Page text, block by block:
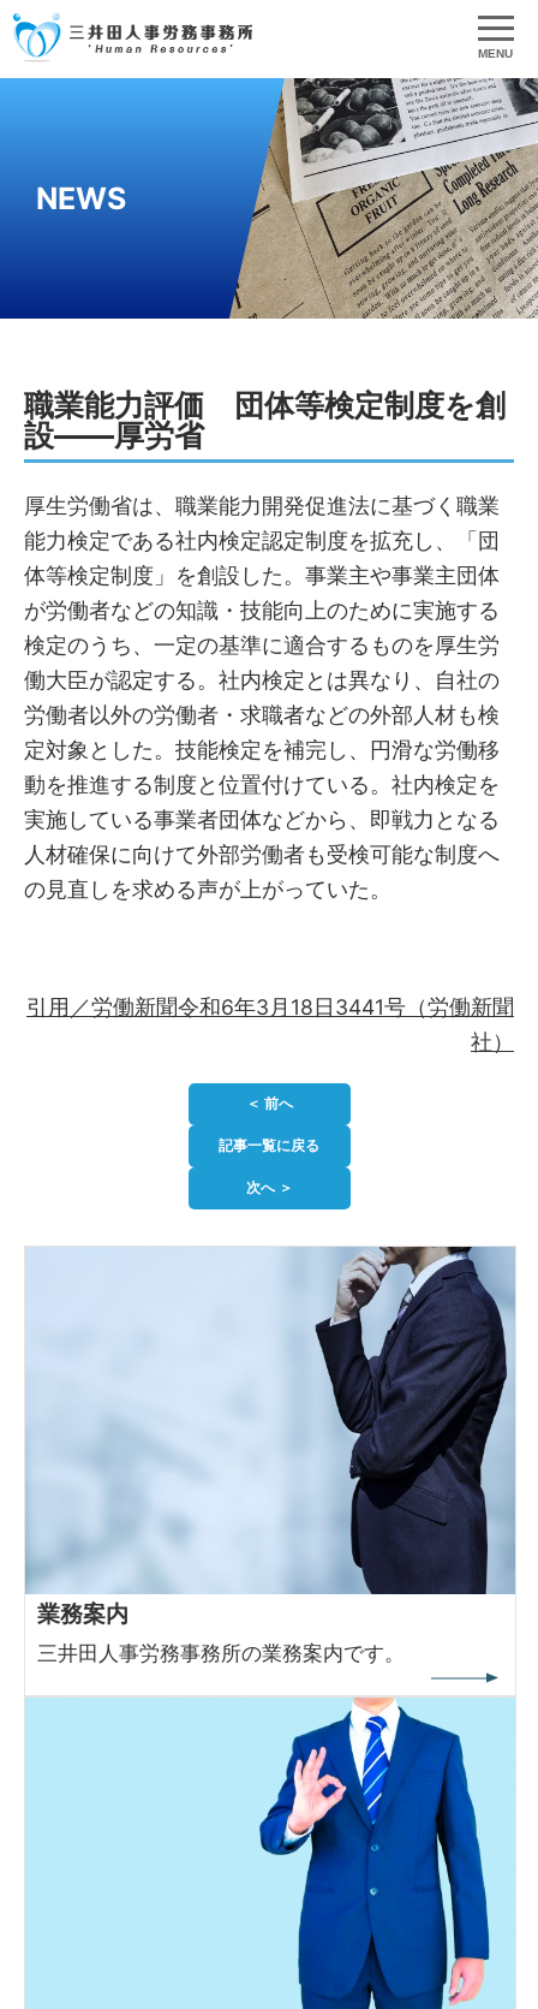
MENU
NEWS
職業能力評価 団体等検定制度を創
設――厚労省
厚生労働省は、職業能力開発促進法に基づく職業
能力検定である社内検定認定制度を拡充し、「団
体等検定制度」を創設した。事業主や事業主団体
が労働者などの知識・技能向上のために実施する
検定のうち、一定の基準に適合するものを厚生労
働大臣が認定する。社内検定とは異なり、自社の
労働者以外の労働者・求職者などの外部人材も検
定対象とした。技能検定を補完し、円滑な労働移
動を推進する制度と位置付けている。社内検定を
実施している事業者団体などから、即戦力となる
人材確保に向けて外部労働者も受検可能な制度へ
の見直しを求める声が上がっていた。
引用／労働新聞令和6年3月18日3441号（労働新聞
社）
＜ 前へ
記事一覧に戻る
次へ ＞
業務案内
三井田人事労務事務所の業務案内です。